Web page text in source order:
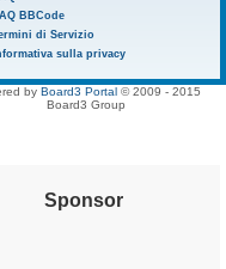
BBCode
di Servizio
sulla privacy
by Board3 Portal © 2009 - 2015
Board3 Group
Sponsor